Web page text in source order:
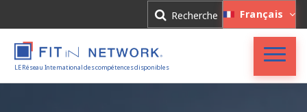
Recherche Français
LE Réseau International des compétences disponibles
Accueil
Connexion
Inscription